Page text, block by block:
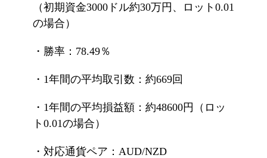
（初期資金3000ドル約30万円、ロット0.01
の場合）
・勝率：78.49％
・1年間の平均取引数：約669回
・1年間の平均損益額：約48600円（ロッ
ト0.01の場合）
・対応通貨ペア：AUD/NZD